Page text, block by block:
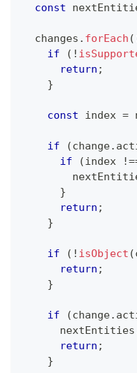
const
  changes
. forEach (
if
( !
return ;
}
const index =
if (change.
if
(index
}
return ;
}
if ( ! isObject (
return ;
}
if (change.
      nextEntities
return ;
}